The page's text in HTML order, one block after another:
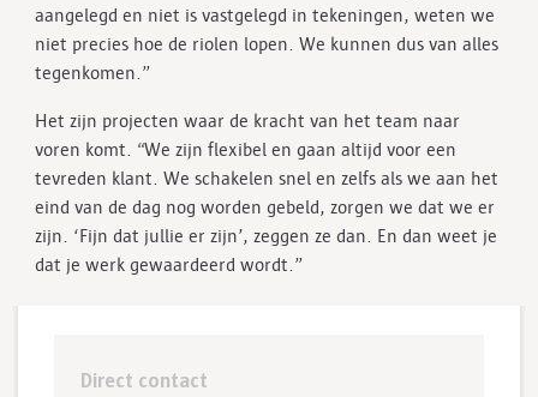
aangelegd en niet is vastgelegd in tekeningen, weten we
niet precies hoe de riolen lopen. We kunnen dus van alles
tegenkomen.”
Het zijn projecten waar de kracht van het team naar
voren komt. “We zijn flexibel en gaan altijd voor een
tevreden klant. We schakelen snel en zelfs als we aan het
eind van de dag nog worden gebeld, zorgen we dat we er
zijn. ‘Fijn dat jullie er zijn’, zeggen ze dan. En dan weet je
dat je werk gewaardeerd wordt.”
Direct contact